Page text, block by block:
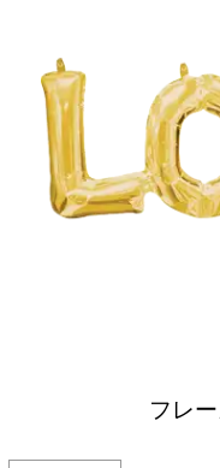
フレ